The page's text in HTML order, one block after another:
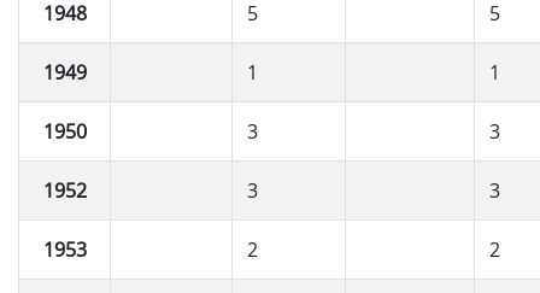
1948 5 5
1949 1 1
1950 3 3
1952 3 3
1953 2 2